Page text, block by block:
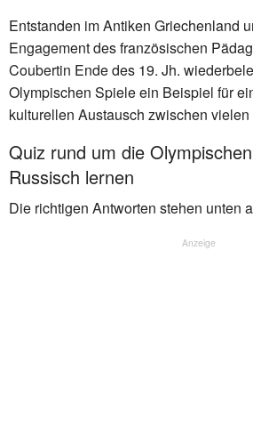
Entstanden im Antiken Griechenland
Engagement des französischen
Coubertin Ende des 19. Jh.
Olympischen Spiele ein Beispiel für
kulturellen Austausch zwischen
Quiz rund um die
Russisch lernen
Die richtigen Antworten stehen unten
Anzeige